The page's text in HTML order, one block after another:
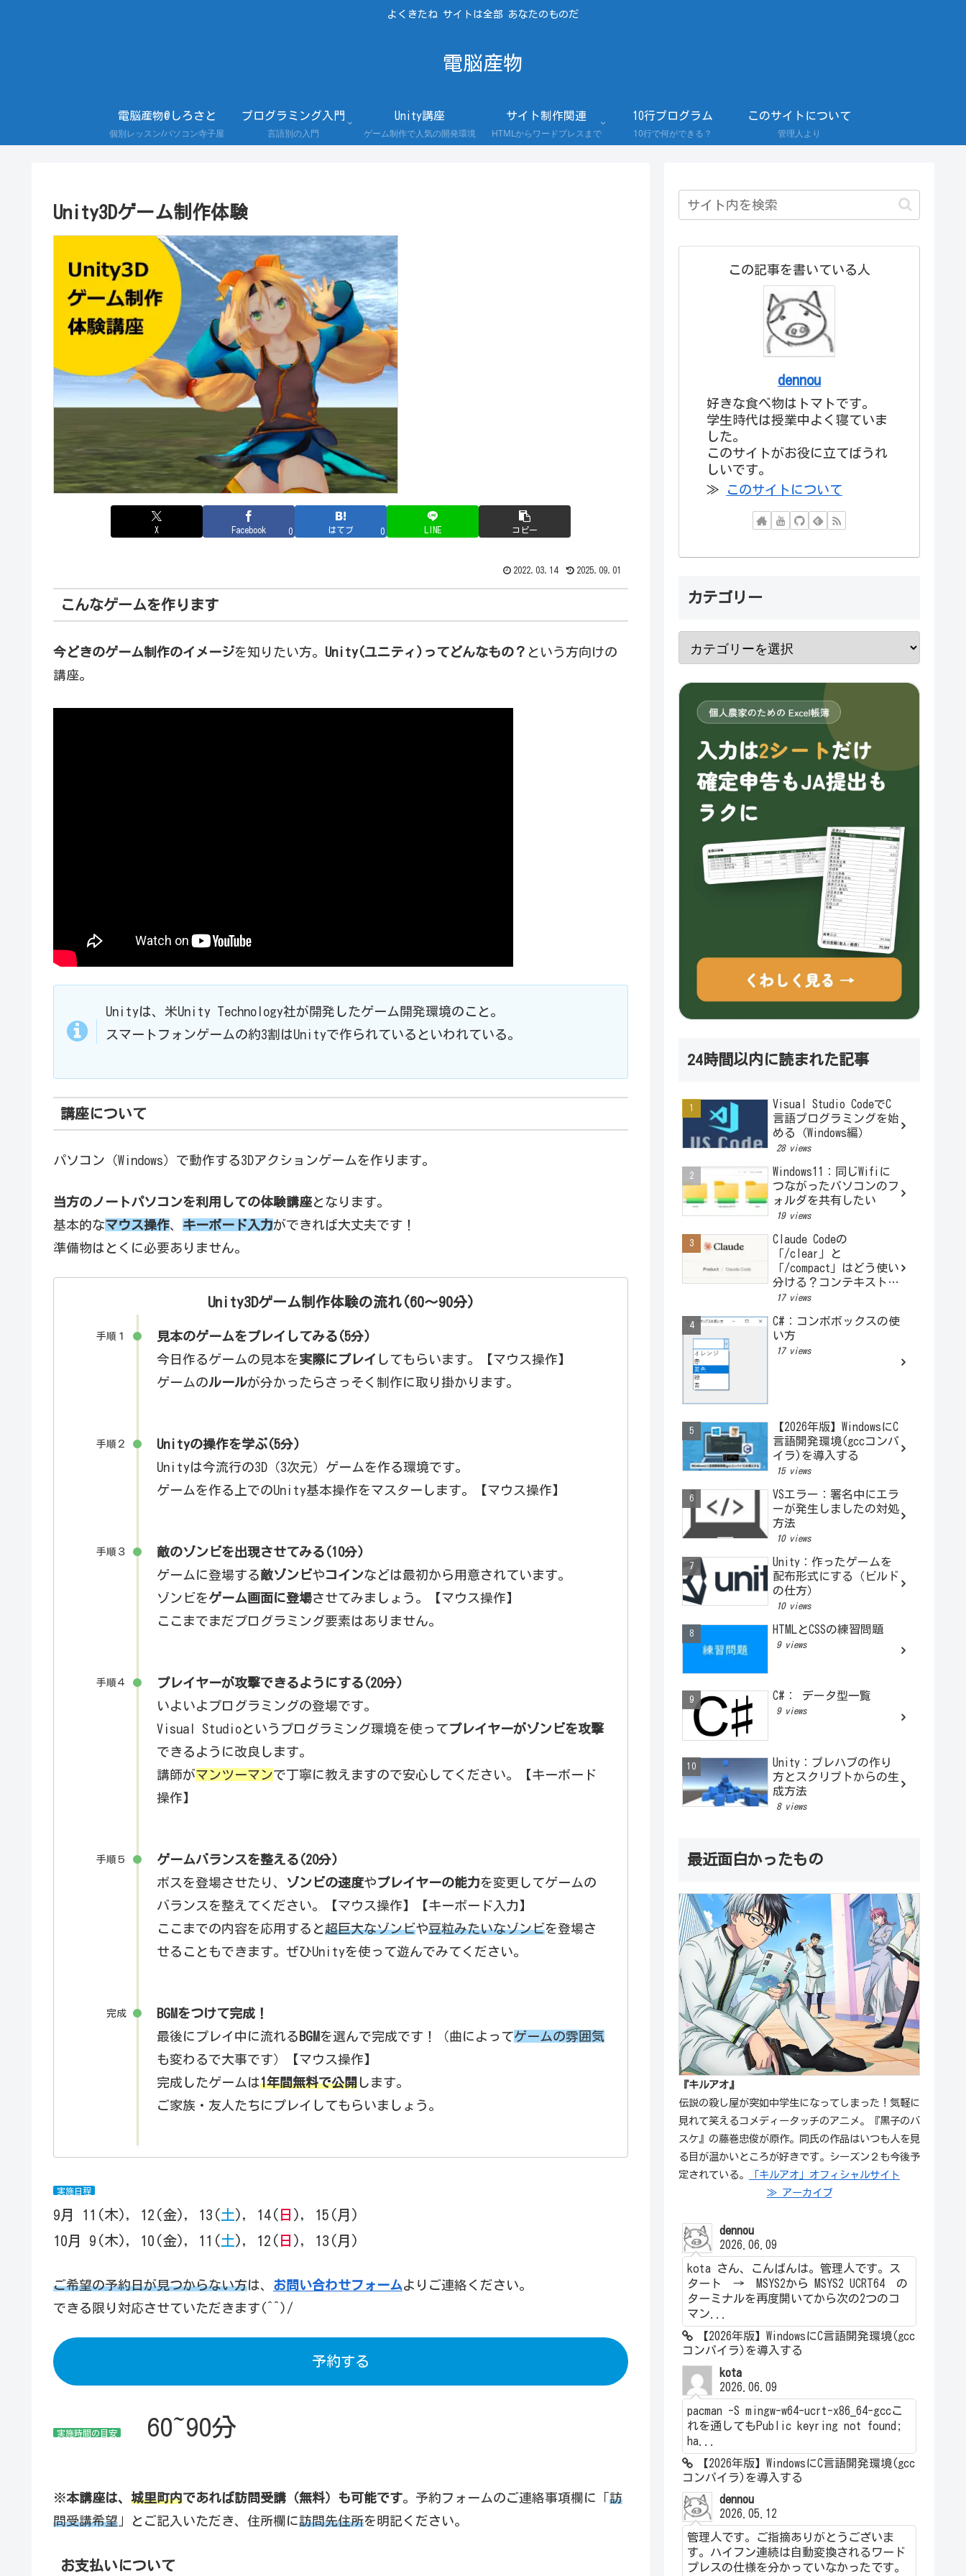
よくきたね サイトは全部 あなたのものだ
電脳産物
電脳産物@しろさと
個別レッスン/パソコン寺子屋
プログラミング入門
言語別の入門
Unity講座
ゲーム制作で人気の開発環境
サイト制作関連
HTMLからワードプレスまで
10行プログラム
10行で何ができる？
このサイトについて
管理人より
Unity3Dゲーム制作体験
X Facebook 0 はてブ 0 LINE コピー
2022.03.14 2025.09.01
こんなゲームを作ります
今どきのゲーム制作のイメージを知りたい方。 Unity(ユニティ)ってどんなもの？ という方向けの
講座。
Unityは、米Unity Technology社が開発したゲーム開発環境のこと。
スマートフォンゲームの約3割はUnityで作られているといわれている。
講座について
パソコン（Windows）で動作する3Dアクションゲームを作ります。
当方のノートパソコンを利用しての体験講座となります。
基本的なマウス操作、 キーボード入力ができれば大丈夫です！
準備物はとくに必要ありません。
Unity3Dゲーム制作体験の流れ(60～90分)
手順１
見本のゲームをプレイしてみる(5分)
今日作るゲームの見本を実際にプレイ してもらいます。【マウス操作】
ゲームのルールが分かったらさっそく制作に取り掛かります。
手順２
Unityの操作を学ぶ(5分)
Unityは今流行の3D（3次元）ゲームを作る環境です。
ゲームを作る上でのUnity基本操作をマスターします。【マウス操作】
手順３
敵のゾンビを出現させてみる(10分)
ゲームに登場する敵ゾンビやコインなどは最初から用意されています。
ゾンビをゲーム画面に登場させてみましょう。【マウス操作】
ここまでまだプログラミング要素はありません。
手順４
プレイヤーが攻撃できるようにする(20分)
いよいよプログラミングの登場です。
Visual Studioというプログラミング環境を使ってプレイヤーがゾンビを攻撃
できるように改良します。
講師がマンツーマンで丁寧に教えますので安心してください。【キーボード
操作】
手順５
ゲームバランスを整える(20分)
ボスを登場させたり、
ゾンビの速度やプレイヤーの能力を変更してゲームの
バランスを整えてください。【マウス操作】【キーボード入力】
ここまでの内容を応用すると超巨大なゾンビや豆粒みたいなゾンビを登場さ
せることもできます。ぜひUnityを使って遊んでみてください。
完成
BGMをつけて完成！
最後にプレイ中に流れる BGMを選んで完成です！（曲によってゲームの雰囲気
も変わるで大事です）【マウス操作】
完成したゲームは1年間無料で公開します。
ご家族・友人たちにプレイしてもらいましょう。
実施日程
9月 11(木), 12(金), 13(土), 14( 日 ), 15(月)
10月 9(木), 10(金), 11(土), 12( 日 ), 13(月)
ご希望の予約日が見つからない方は、 お問い合わせフォームよりご連絡ください。
できる限り対応させていただきます(^^)/
予約する
実施時間の目安 60~90分
※本講座は、 城里町内であれば訪問受講（無料）も可能です。予約フォームのご連絡事項欄に「訪
問受講希望 」とご記入いただき、住所欄に訪問先住所を明記ください。
お支払いについて
この記事を書いている人
dennou
好きな食べ物はトマトです。
学生時代は授業中よく寝ていま
した。
このサイトがお役に立てばうれ
しいです。
≫
このサイトについて
カテゴリー
24時間以内に読まれた記事
Visual Studio CodeでC
言語プログラミングを始
める（Windows編）
28 views
Windows11：同じWifiに
つながったパソコンのフ
ォルダを共有したい
19 views
Claude Codeの
「/clear」と
「/compact」はどう使い
分ける？コンテキストと
トークンを図解でわかり
17 views
C#：コンボボックスの使
い方
17 views
【2026年版】WindowsにC
言語開発環境(gccコンパ
イラ)を導入する
15 views
VSエラー：署名中にエラ
ーが発生しましたの対処
方法
10 views
Unity：作ったゲームを
配布形式にする（ビルド
の仕方）
10 views
HTMLとCSSの練習問題
9 views
C#： データ型一覧
9 views
Unity：プレハブの作り
方とスクリプトからの生
成方法
8 views
最近面白かったもの
『キルアオ』
伝説の殺し屋が突如中学生になってしまった！気軽に
見れて笑えるコメディータッチのアニメ。『黒子のバ
スケ』の藤巻忠俊が原作。同氏の作品はいつも人を見
る目が温かいところが好きです。シーズン２も今後予
定されている。
「キルアオ」オフィシャルサイト
≫ アーカイブ
dennou
2026.06.09
kota さん、こんばんは。管理人です。ス
タート → MSYS2から MSYS2 UCRT64 の
ターミナルを再度開いてから次の2つのコ
マン...
【2026年版】WindowsにC言語開発環境(gcc
コンパイラ)を導入する
kota
2026.06.09
pacman -S mingw-w64-ucrt-x86_64-gccこ
れを通してもPublic keyring not found;
ha...
【2026年版】WindowsにC言語開発環境(gcc
コンパイラ)を導入する
dennou
2026.05.12
管理人です。ご指摘ありがとうございま
す。ハイフン連続は自動変換されるワード
プレスの仕様を分かっていなかったです。